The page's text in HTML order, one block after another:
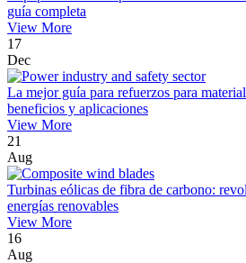
guía completa
View More
17
Dec
La mejor guía para refuerzos para
beneficios y aplicaciones
View More
21
Aug
Turbinas eólicas de fibra de carbono:
energías renovables
View More
16
Aug